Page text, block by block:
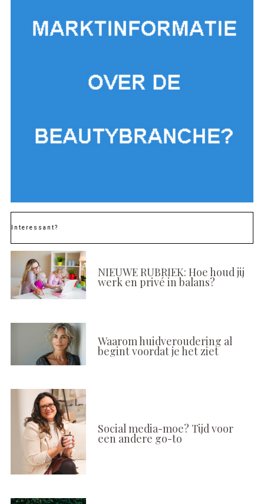
Interessant?
NIEUWE RUBRIEK: Hoe houd jij
werk en privé in balans?
Waarom huidveroudering al
begint voordat je het ziet
Social media-moe? Tijd voor
een andere go-to